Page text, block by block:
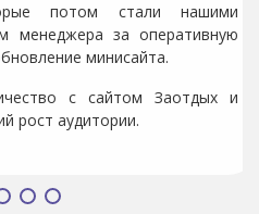
экономичная стоимость
за плодотворное